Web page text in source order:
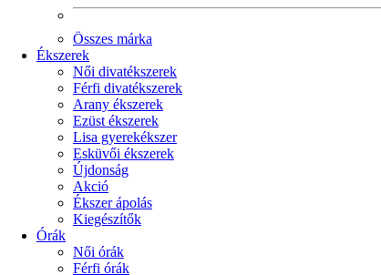
Összes márka
Ékszerek
Női divatékszerek
Férfi divatékszerek
Arany ékszerek
Ezüst ékszerek
Lisa gyerekékszer
Esküvői ékszerek
Újdonság
Akció
Ékszer ápolás
Kiegészítők
Órák
Női órák
Férfi órák